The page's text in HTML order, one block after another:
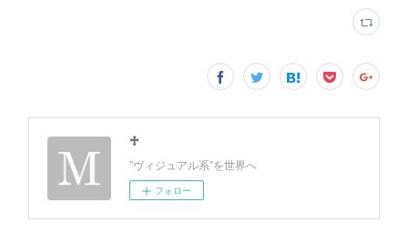
♱
”ヴィジュアル系”を世界へ
フォロー